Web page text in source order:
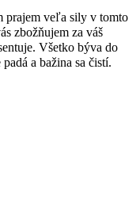
prajem veľa sily v tomto
zbožňujem za váš
Všetko býva do
a bažina sa čistí.